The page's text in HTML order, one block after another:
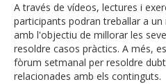
A través de vídeos, lectures i
participants podran treballar a
amb l'objectiu de millorar les
resoldre casos pràctics. A més,
fòrum setmanal per resoldre
relacionades amb els continguts.